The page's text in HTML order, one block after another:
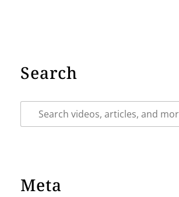
Search
Meta